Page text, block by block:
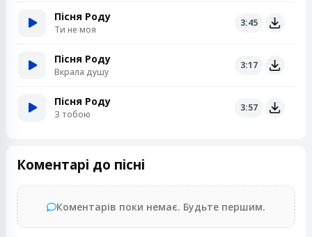
Пісня Роду
Ти не моя
3:45
Пісня Роду
Вкрала душу
3:17
Пісня Роду
З тобою
3:57
Коментарі до пісні
Коментарів поки немає. Будьте першим.